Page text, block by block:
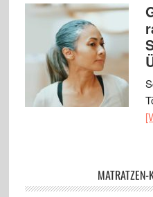
MATRATZEN-